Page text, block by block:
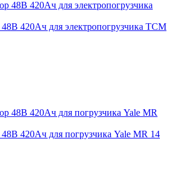
48В 420Ач для электропогрузчика ТСМ
420Ач для погрузчика Yale MR 14